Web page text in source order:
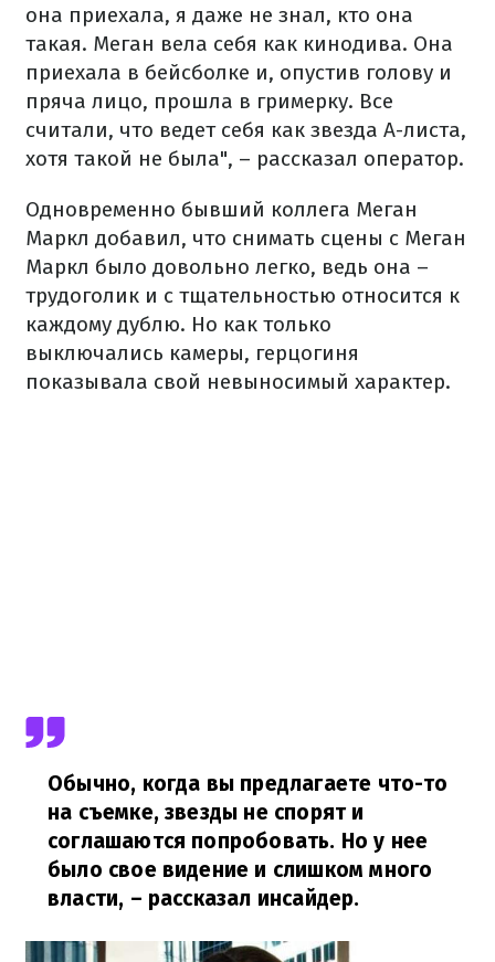
она приехала, я даже не знал, кто она
такая. Меган вела себя как кинодива. Она
приехала в бейсболке и, опустив голову и
пряча лицо, прошла в гримерку. Все
считали, что ведет себя как звезда А-листа,
хотя такой не была", – рассказал оператор.
Одновременно бывший коллега Меган
Маркл добавил, что снимать сцены с Меган
Маркл было довольно легко, ведь она –
трудоголик и с тщательностью относится к
каждому дублю. Но как только
выключались камеры, герцогиня
показывала свой невыносимый характер.
Обычно, когда вы предлагаете что-то
на съемке, звезды не спорят и
соглашаются попробовать. Но у нее
было свое видение и слишком много
власти, – рассказал инсайдер.